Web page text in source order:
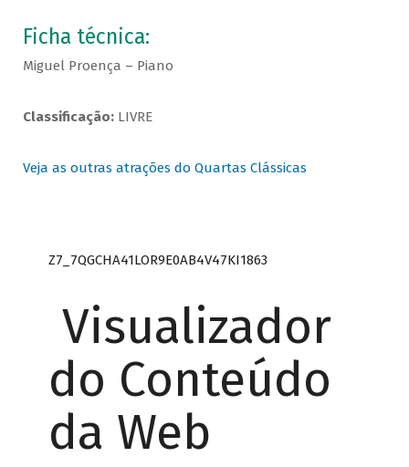
Ficha técnica:
Miguel Proença – Piano
Classificação:LIVRE
Veja as outras atrações do Quartas Clássicas
Z7_7QGCHA41LOR9E0AB4V47KI1863
Visualizador
do Conteúdo
da Web